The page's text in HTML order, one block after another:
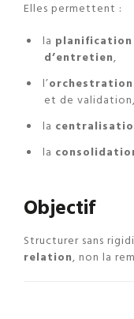
Elles permettent :
la planification
d’entretien,
l’
et de validation,
la
la
Objectif
Structurer sans
relation, non la